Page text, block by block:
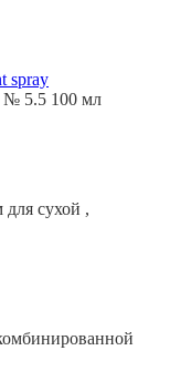
spray
№ 5.5 100 мл
сухой ,